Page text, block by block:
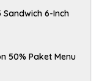
6-Inch
50% Paket Menu